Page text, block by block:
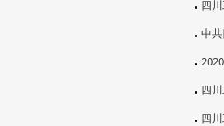
四
中
四
四